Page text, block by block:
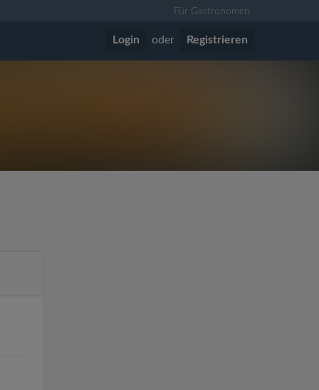
Für Gastronomen
Login oder Registrieren